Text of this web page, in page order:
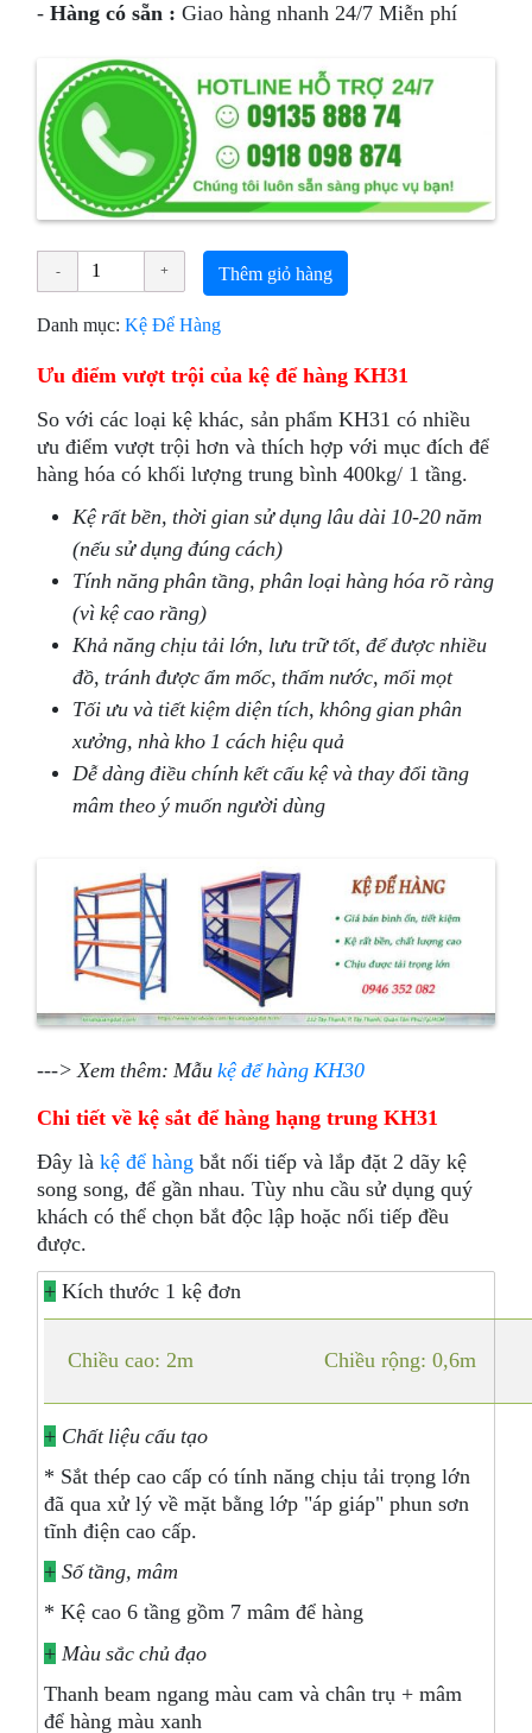
-Hàng có sẵn : Giao hàng nhanh 24/7 Miễn phí
Thêm giỏ hàng
Danh mục:Kệ Để Hàng
Ưu điểm vượt trội của kệ để hàng KH31
So với các loại kệ khác, sản phẩm KH31 có nhiều
ưu điểm vượt trội hơn và thích hợp với mục đích để
hàng hóa có khối lượng trung bình 400kg/ 1 tầng.
Kệ rất bền, thời gian sử dụng lâu dài 10-20 năm
(nếu sử dụng đúng cách)
Tính năng phân tầng, phân loại hàng hóa rõ ràng
(vì kệ cao rầng)
Khả năng chịu tải lớn, lưu trữ tốt, để được nhiều
đồ, tránh được ẩm mốc, thấm nước, mối mọt
Tối ưu và tiết kiệm diện tích, không gian phân
xưởng, nhà kho 1 cách hiệu quả
Dễ dàng điều chính kết cấu kệ và thay đổi tầng
mâm theo ý muốn người dùng
---> Xem thêm: Mẫu kệ để hàng KH30
Chi tiết về kệ sắt để hàng hạng trung KH31
Đây làkệ để hàng bắt nối tiếp và lắp đặt 2 dãy kệ
song song, để gần nhau. Tùy nhu cầu sử dụng quý
khách có thể chọn bắt độc lập hoặc nối tiếp đều
được.
+ Kích thước 1 kệ đơn
Chiều cao: 2m Chiều rộng: 0,6m
+ Chất liệu cấu tạo
* Sắt thép cao cấp có tính năng chịu tải trọng lớn
đã qua xử lý về mặt bằng lớp "áp giáp" phun sơn
tĩnh điện cao cấp.
+ Số tầng, mâm
* Kệ cao 6 tầng gồm 7 mâm để hàng
+ Màu sắc chủ đạo
Thanh beam ngang màu cam và chân trụ + mâm
để hàng màu xanh